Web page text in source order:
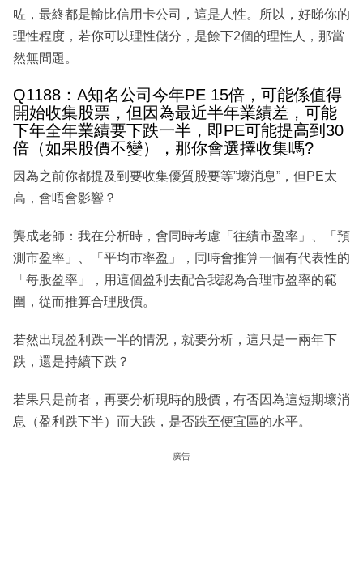
咗，最終都是輸比信用卡公司，這是人性。所以，好睇你的
理性程度，若你可以理性儲分，是餘下2個的理性人，那當
然無問題。
Q1188：A知名公司今年PE 15倍，可能係值得
開始收集股票，但因為最近半年業績差，可能
下年全年業績要下跌一半，即PE可能提高到30
倍（如果股價不變），那你會選擇收集嗎?
因為之前你都提及到要收集優質股要等”壞消息”，但PE太
高，會唔會影響？
龔成老師：我在分析時，會同時考慮「往績市盈率」、「預
測市盈率」、「平均市率盈」，同時會推算一個有代表性的
「每股盈率」，用這個盈利去配合我認為合理市盈率的範
圍，從而推算合理股價。
若然出現盈利跌一半的情況，就要分析，這只是一兩年下
跌，還是持續下跌？
若果只是前者，再要分析現時的股價，有否因為這短期壞消
息（盈利跌下半）而大跌，是否跌至便宜區的水平。
廣告